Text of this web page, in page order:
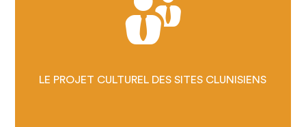
LE PROJET CULTUREL DES SITES CLUNISIENS
QUOI ?
LES CLUNISIENS S'ENGAGENT